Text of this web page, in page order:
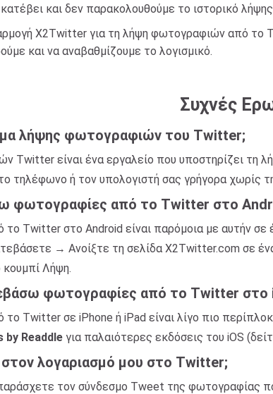
και δεν παρακολουθούμε το ιστορικό
X2Twitter για τη λήψη φωτογραφιών από το
και να αναβαθμίζουμε το λογισμικό.
Συχνές
λήψης φωτογραφιών του Twitter;
Twitter είναι ένα εργαλείο που υποστηρίζει
τηλέφωνο ή τον υπολογιστή σας γρήγορα χωρίς
φωτογραφίες από το Twitter στο
Twitter στο Android είναι παρόμοια με αυτήν
→ Ανοίξτε τη σελίδα X2Twitter.com σε
Λήψη.
φωτογραφίες από το Twitter στο
Twitter σε iPhone ή iPad είναι λίγο πιο
by Readdle για παλαιότερες εκδόσεις του iOS
λογαριασμό μου στο Twitter;
τον σύνδεσμο Tweet της φωτογραφίας